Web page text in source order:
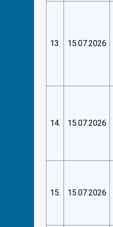
13. 15.07.2026
14. 15.07.2026
15. 15.07.2026